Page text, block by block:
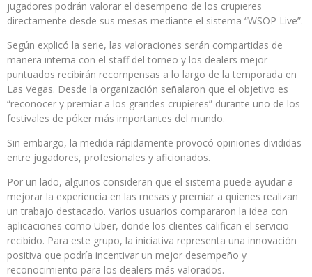
jugadores podrán valorar el desempeño de los crupieres
directamente desde sus mesas mediante el sistema “WSOP Live”.
Según explicó la serie, las valoraciones serán compartidas de
manera interna con el staff del torneo y los dealers mejor
puntuados recibirán recompensas a lo largo de la temporada en
Las Vegas. Desde la organización señalaron que el objetivo es
“reconocer y premiar a los grandes crupieres” durante uno de los
festivales de póker más importantes del mundo.
Sin embargo, la medida rápidamente provocó opiniones divididas
entre jugadores, profesionales y aficionados.
Por un lado, algunos consideran que el sistema puede ayudar a
mejorar la experiencia en las mesas y premiar a quienes realizan
un trabajo destacado. Varios usuarios compararon la idea con
aplicaciones como Uber, donde los clientes califican el servicio
recibido. Para este grupo, la iniciativa representa una innovación
positiva que podría incentivar un mejor desempeño y
reconocimiento para los dealers más valorados.